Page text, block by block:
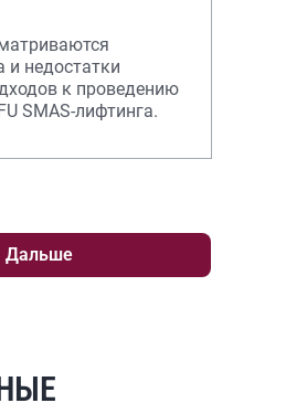
и недостатки
к проведению
SMAS-лифтинга.
Дальше